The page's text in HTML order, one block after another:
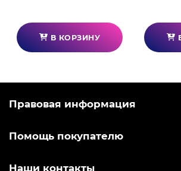
В КОРЗИНУ
Правовая информация
Помощь покупателю
Наши контакты